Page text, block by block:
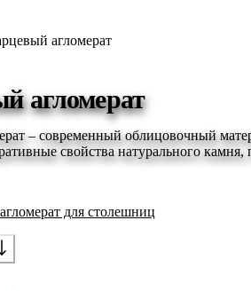
агломерат
агломерат
– современный облицовочный
свойства натурального камня,
для столешниц